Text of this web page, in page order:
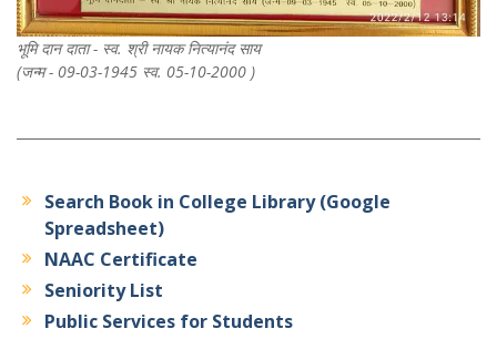
भूमि दान दाता - स्व. श्री नायक नित्यानंद साय
(जन्म - 09-03-1945 स्व. 05-10-2000 )
Search Book in College Library (Google
Spreadsheet)
NAAC Certificate
Seniority List
Public Services for Students